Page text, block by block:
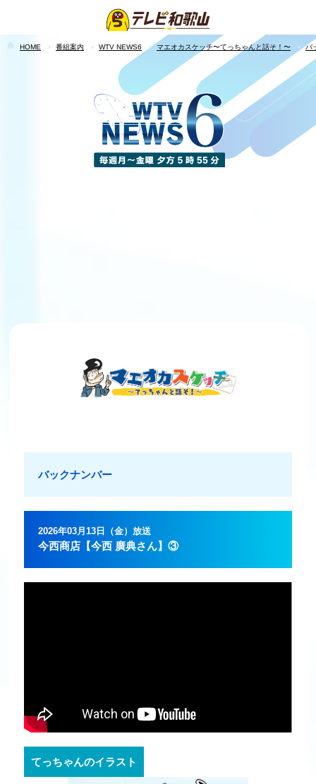
HOME 番組案内 WTV NEWS6 マエオカスケッチ〜てっちゃんと話そ！〜 バ
バックナンバー
2026年03月13日（金）放送
今西商店【今西 廣典さん】③
てっちゃんのイラスト